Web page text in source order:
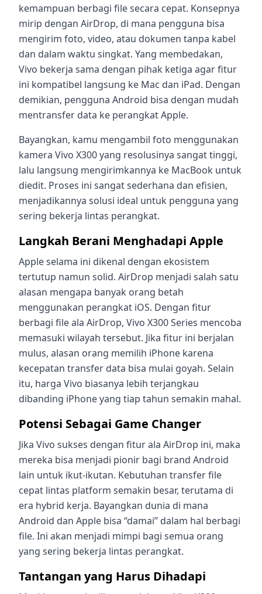
kemampuan berbagi file secara cepat. Konsepnya
mirip dengan AirDrop, di mana pengguna bisa
mengirim foto, video, atau dokumen tanpa kabel
dan dalam waktu singkat. Yang membedakan,
Vivo bekerja sama dengan pihak ketiga agar fitur
ini kompatibel langsung ke Mac dan iPad. Dengan
demikian, pengguna Android bisa dengan mudah
mentransfer data ke perangkat Apple.
Bayangkan, kamu mengambil foto menggunakan
kamera Vivo X300 yang resolusinya sangat tinggi,
lalu langsung mengirimkannya ke MacBook untuk
diedit. Proses ini sangat sederhana dan efisien,
menjadikannya solusi ideal untuk pengguna yang
sering bekerja lintas perangkat.
Langkah Berani Menghadapi Apple
Apple selama ini dikenal dengan ekosistem
tertutup namun solid. AirDrop menjadi salah satu
alasan mengapa banyak orang betah
menggunakan perangkat iOS. Dengan fitur
berbagi file ala AirDrop, Vivo X300 Series mencoba
memasuki wilayah tersebut. Jika fitur ini berjalan
mulus, alasan orang memilih iPhone karena
kecepatan transfer data bisa mulai goyah. Selain
itu, harga Vivo biasanya lebih terjangkau
dibanding iPhone yang tiap tahun semakin mahal.
Potensi Sebagai Game Changer
Jika Vivo sukses dengan fitur ala AirDrop ini, maka
mereka bisa menjadi pionir bagi brand Android
lain untuk ikut-ikutan. Kebutuhan transfer file
cepat lintas platform semakin besar, terutama di
era hybrid kerja. Bayangkan dunia di mana
Android dan Apple bisa “damai” dalam hal berbagi
file. Ini akan menjadi mimpi bagi semua orang
yang sering bekerja lintas perangkat.
Tantangan yang Harus Dihadapi